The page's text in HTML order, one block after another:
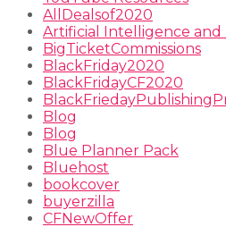
AllDealsof2020
Artificial Intelligence and
BigTicketCommissions
BlackFriday2020
BlackFridayCF2020
Blog
Blog
Blue Planner Pack
Bluehost
bookcover
buyerzilla
CFNewOffer